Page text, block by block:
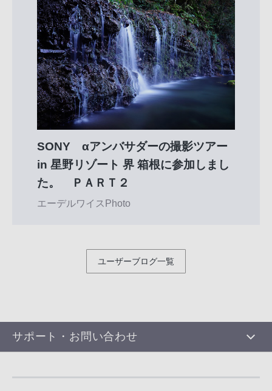
SONY αアンバサダーの撮影ツアー
in 星野リゾート 界 箱根に参加しまし
た。 ＰＡＲＴ２
エーデルワイスPhoto
ユーザーブログ一覧
サポート・お問い合わせ